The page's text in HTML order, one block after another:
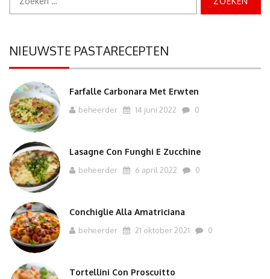
naar:
NIEUWSTE PASTARECEPTEN
Farfalle Carbonara Met Erwten
beheerder 14 juni 2022 0
Lasagne Con Funghi E Zucchine
beheerder 6 april 2022 0
Conchiglie Alla Amatriciana
beheerder 21 oktober 2021 0
Tortellini Con Proscuitto